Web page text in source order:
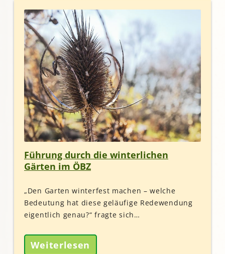
Führung durch die winterlichen
Gärten im ÖBZ
„Den Garten winterfest machen – welche
Bedeutung hat diese geläufige Redewendung
eigentlich genau?“ fragte sich…
Weiterlesen